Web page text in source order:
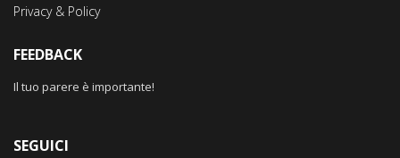
Privacy & Policy
FEEDBACK
Il tuo parere è importante!
SEGUICI